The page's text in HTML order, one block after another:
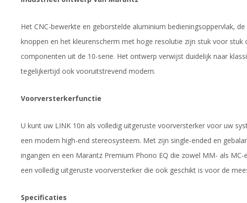
Het CNC-bewerkte en geborstelde aluminium bedieningsoppervlak,
knoppen en het kleurenscherm met hoge resolutie zijn stuk voor stuk
componenten uit de 10-serie. Het ontwerp verwijst duidelijk naar
tegelijkertijd ook vooruitstrevend modern.
Voorversterkerfunctie
U kunt uw LINK 10n als volledig uitgeruste voorversterker voor uw
een modern high-end stereosysteem. Met zijn single-ended en
ingangen en een Marantz Premium Phono EQ die zowel MM- als
een volledig uitgeruste voorversterker die ook geschikt is voor de
Specificaties